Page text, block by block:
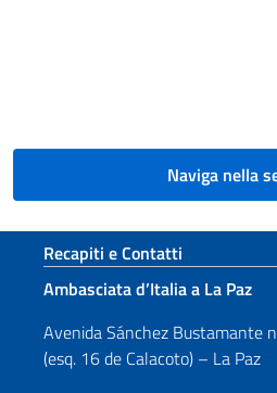
Naviga nella
Sezione footer
Recapiti e Contatti
Ambasciata d’Italia a La Paz
Avenida Sánchez Bustamante
(esq. 16 de Calacoto) – La Paz